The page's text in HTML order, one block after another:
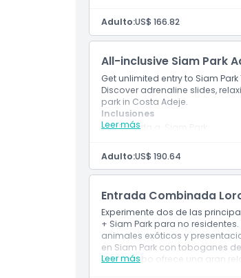
Consumo de comida y bebidas
Tailandés y Sports Bar
Uso de tumbonas, flotadores,
Uso de taquillas y toallas
Adulto:US$ 166.82
All-inclusive Siam Park
Get unlimited entry to Siam
Discover adrenaline slides,
park in Costa Adeje.
Leer más
Inclusiones
Entrada a: Siam Park
Consumo de alimentos y
Beach, Bar Tailandés y Bar
Uso de tumbonas,
Uso de taquillas y toallas
Adulto:US$ 190.64
Entrada Combinada
Experimente dos de las
+ Siam Park para no
animales exóticos y
en Siam Park con toboganes
Este combo ofrece una gran
Leer más